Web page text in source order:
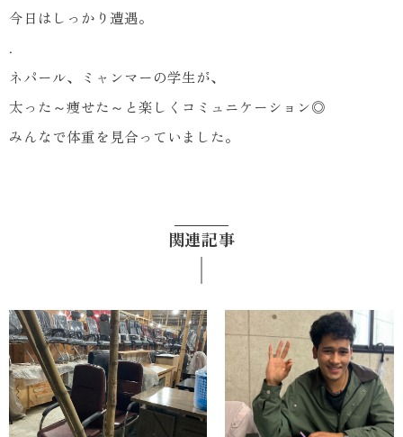
今日はしっかり遭遇。
.
ネパール、ミャンマーの学生が、
太った～痩せた～と楽しくコミュニケーション◎
みんなで体重を見合っていました。
関連記事